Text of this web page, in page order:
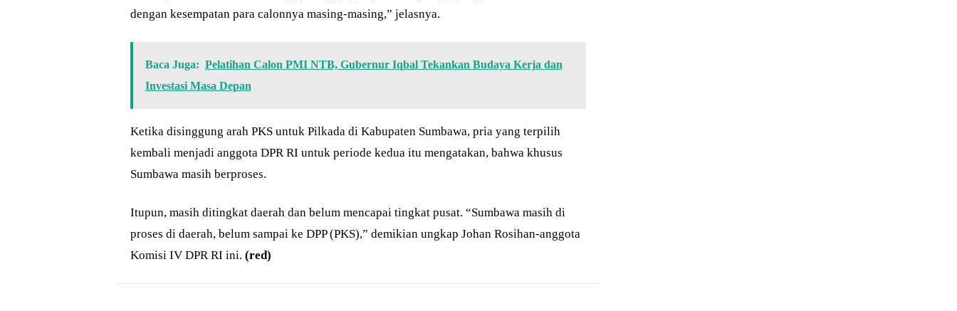
dengan kesempatan para calonnya masing-masing,” jelasnya.
Baca Juga: Pelatihan Calon PMI NTB, Gubernur Iqbal Tekankan Budaya Kerja dan
Investasi Masa Depan
Ketika disinggung arah PKS untuk Pilkada di Kabupaten Sumbawa, pria yang terpilih
kembali menjadi anggota DPR RI untuk periode kedua itu mengatakan, bahwa khusus
Sumbawa masih berproses.
Itupun, masih ditingkat daerah dan belum mencapai tingkat pusat. “Sumbawa masih di
proses di daerah, belum sampai ke DPP (PKS),” demikian ungkap Johan Rosihan-anggota
Komisi IV DPR RI ini. (red)